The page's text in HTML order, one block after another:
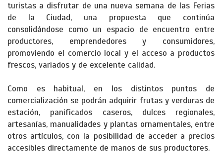
turistas a disfrutar de una nueva semana de las Ferias
de la Ciudad, una propuesta que continúa
consolidándose como un espacio de encuentro entre
productores, emprendedores y consumidores,
promoviendo el comercio local y el acceso a productos
frescos, variados y de excelente calidad.
Como es habitual, en los distintos puntos de
comercialización se podrán adquirir frutas y verduras de
estación, panificados caseros, dulces regionales,
artesanías, manualidades y plantas ornamentales, entre
otros artículos, con la posibilidad de acceder a precios
accesibles directamente de manos de sus productores.